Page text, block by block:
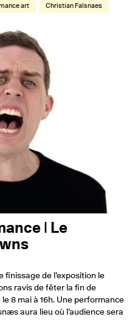
art Christian Falsnaes
| Le
de l’exposition le
ravis de fêter la fin de
8 mai à 16h. Une performance
aura lieu où l’audience sera